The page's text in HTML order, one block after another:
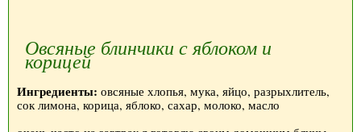
Овсяные блинчики с яблоком и
корицей
Ингредиенты: овсяные хлопья, мука, яйцо, разрыхлитель,
сок лимона, корица, яблоко, сахар, молоко, масло